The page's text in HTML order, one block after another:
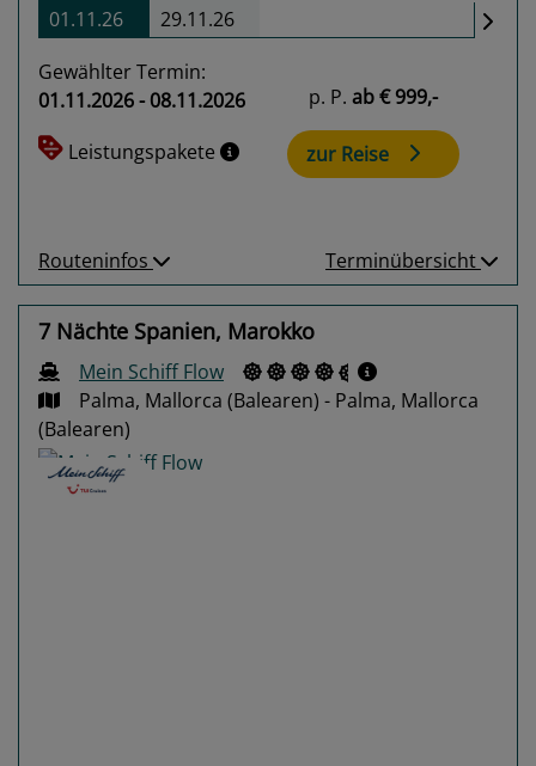
01.11.26
29.11.26
Gewählter Termin:
01.11.2026 - 08.11.2026
Leistungspakete
p. P. ab€ 999,-
zur Reise
Routeninfos Terminübersicht
7 Nächte Spanien, Marokko
Mein Schiff Flow
Palma, Mallorca (Balearen) - Palma, Mallorca
(Balearen)